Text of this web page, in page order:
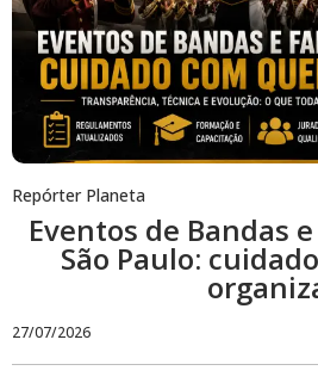
Repórter Planeta
Eventos de Bandas
São Paulo:
27/07/2026